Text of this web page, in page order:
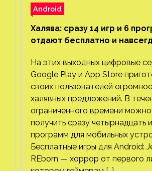
Android
Халява: сразу 14 игр и 6
отдают бесплатно и
загрузок
На этих выходных цифровые
Google Play и App Store
своих пользователей
халявных предложений. В
ограниченного времени
получить сразу четырнадцать
программ для мобильных
Бесплатные игры для Android:
REborn — хоррор от первого